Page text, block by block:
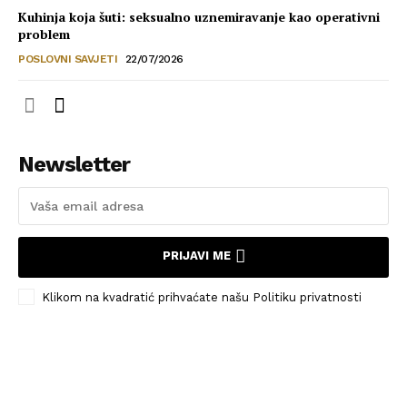
Kuhinja koja šuti: seksualno uznemiravanje kao operativni
problem
POSLOVNI SAVJETI 22/07/2026
Newsletter
PRIJAVI ME
Klikom na kvadratić prihvaćate našu Politiku privatnosti